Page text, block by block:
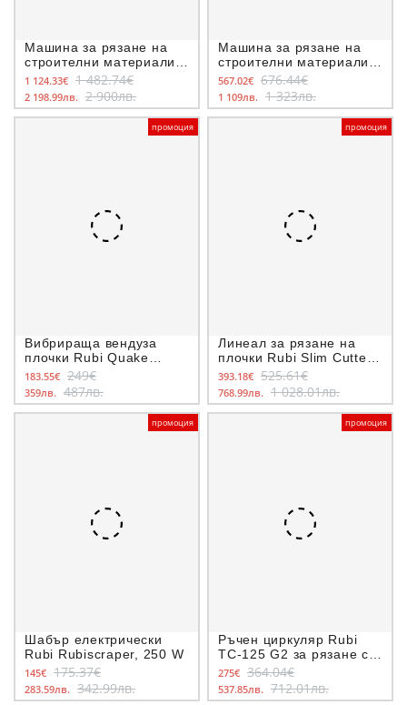
Машина за рязане на
строителни материали
Rubi DR-350 мм, 2200 W
1 124.33€ 1 482.74€
2 198.99лв. 2 900лв.
Машина за рязане на
строителни материали
Rubi DU-200 EVO 850,
800W, ф 200 мм
567.02€ 676.44€
1 109лв. 1 323лв.
промоция
Вибрираща вендуза
плочки Rubi Quake
Energy, 18 V, 2 Ah
183.55€ 249€
359лв. 487лв.
промоция
Линеал за рязане на
плочки Rubi Slim Cutter
G2 3600 мм, 3-10 мм
393.18€ 525.61€
768.99лв. 1 028.01лв.
промоция
Шабър електрически
Rubi Rubiscraper, 250 W
145€ 175.37€
283.59лв. 342.99лв.
промоция
Ръчен циркуляр Rubi
TC-125 G2 за рязане с
диамантен диск 125 мм,
1250 W
275€ 364.04€
537.85лв. 712.01лв.